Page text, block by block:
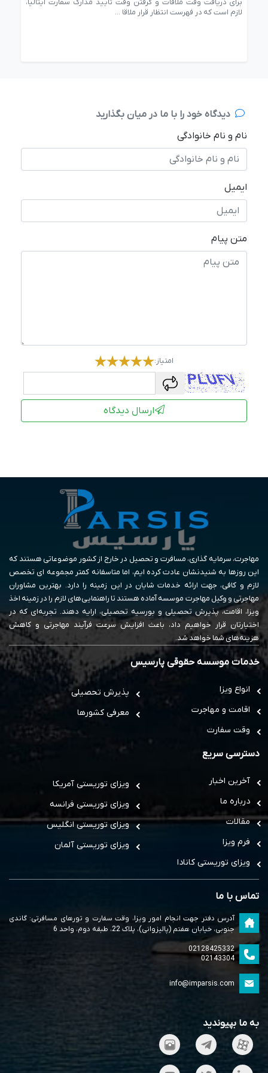
برای دریافت وقت ملاقات و گرفتن وقت تایید مدارک سفارت ایتالیا،
لازم است که در فهرست انتظار قرار ملاقا ...
دیدگاه خود را با ما در میان بگذارید
نام و نام خانوادگی
ایمیل
متن پیام
امتیاز:
captcha
ارسال دیدگاه
مهاجرت، سرمایه گذاری، مسافرت و تحصیل در خارج از کشور موضوعاتی هستند که
این روزها به شنیدنشان عادت کرده ایم، اما متاسفانه کمتر مجموعه ای تخصص
لازم و کافی، جهت ارائه خدمات شایان در این زمینه را دارد. بهترین مشاوران
مهاجرتی و وکیل مهاجرت موسسه آماده هستند تا راهنمایی‌های لازم را در زمینه اخذ
ویزا، اقامت، پذیرش تحصیلی و بورسیه تحصیلی، ارایه دهند. تجربه‌ای که در
اختیارتان قرار خواهیم داد، باعث افزایش سرعت فرآیند مهاجرتی و کاهش
هزینه‌های شما خواهد شد.
خدمات موسسه حقوقی پارسیس
انواع ویزا
اقامت و مهاجرت
وقت سفارت
پذیرش تحصیلی
معرفی کشورها
دسترسی سریع
آخرین اخبار
درباره ما
مقالات
فرم ویزا
ویزای توریستی کانادا
ویزای توریستی آمریکا
ویزای توریستی فرانسه
ویزای توریستی انگلیس
ویزای توریستی آلمان
تماس با ما
آدرس دفتر جهت انجام امور ویزا، وقت سفارت و تورهای مسافرتی: گاندی
جنوبی، خیابان هفتم (پالیزوانی)، پلاک 22، طبقه دوم، واحد 6
02128425332
02143304
info@imparsis.com
به ما بپیوندید